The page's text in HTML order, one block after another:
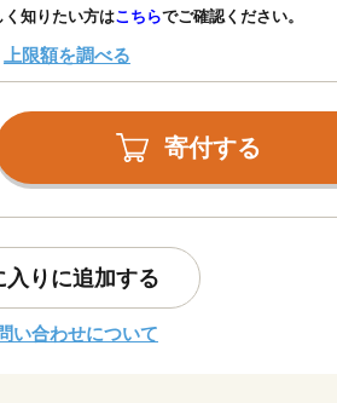
く知りたい方はこちらでご確認ください。
上限額を調べる
寄付する
入りに追加する
い合わせについて